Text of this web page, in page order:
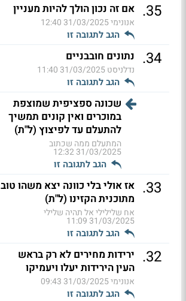
35
. אם זה נכון הולך להיות מעניין
אנונימי31/03/2025 12:40
הגב לתגובה זו
34
. נתונים חובבניים
נדלניסט31/03/2025 11:40
הגב לתגובה זו
שכונה ספציפית שמוצפת
במוכרים ואין קונים תמשיך
להתעלם עד לפיצוץ (ל"ת)
המתעלם ממה שכתוב
31/03/2025 12:32
הגב לתגובה זו
33
. אז אולי בלי כוונה יצא משהו טוב
מתוכנית הקזינו (ל"ת)
אח שלילילי אל תהיה שלילי
31/03/2025 11:09
הגב לתגובה זו
32
. ירידות מחירים לא רק בראש
העין הירידות יעלו ויעמיקו
אנונימי31/03/2025 09:43
הגב לתגובה זו